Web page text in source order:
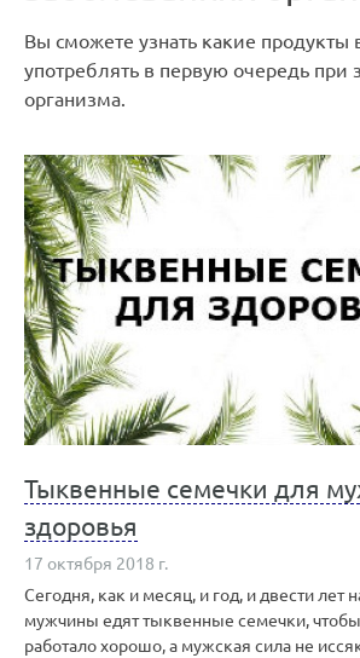
Вы сможете узнать какие продукты
употреблять в первую очередь при
организма.
Тыквенные семечки для
здоровья
17 октября 2018 г.
Сегодня, как и месяц, и год, и двести лет
мужчины едят тыквенные семечки,
работало хорошо, а мужская сила не